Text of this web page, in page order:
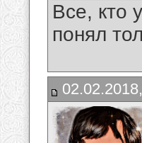
Все, кто
понял